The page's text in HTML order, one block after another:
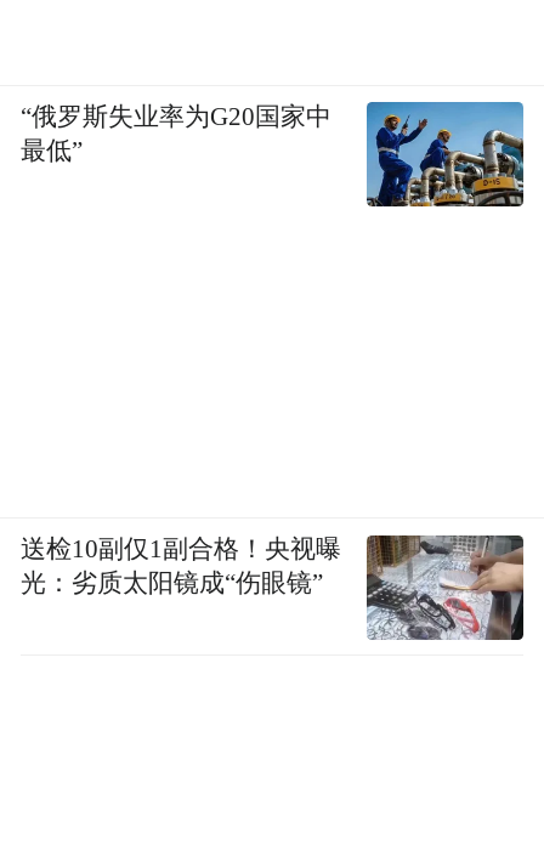
“俄罗斯失业率为G20国家中
最低”
送检10副仅1副合格！央视曝
光：劣质太阳镜成“伤眼镜”